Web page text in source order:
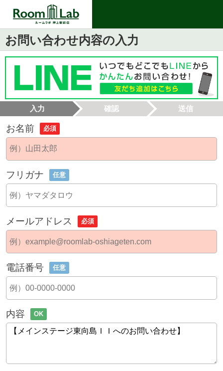
お問い合わせ内容の入力
入力 確認 送信
お名前 必須
フリガナ 任意
メールアドレス 必須
電話番号 任意
内容 OK